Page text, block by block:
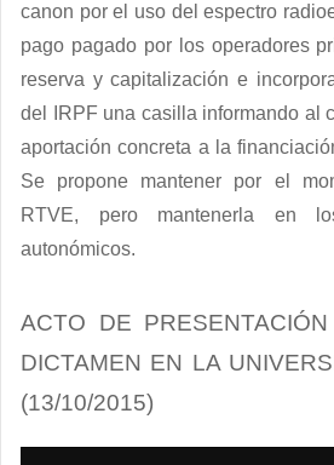
canon por el uso del espectro
pago pagado por los operadores
reserva y capitalización e
del IRPF una casilla informando al
aportación concreta a la
Se propone mantener por el
RTVE, pero mantenerla en
autonómicos.
ACTO DE
DICTAMEN EN LA
(13/10/2015)